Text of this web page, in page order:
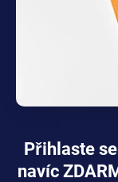
Přihlaste
navíc